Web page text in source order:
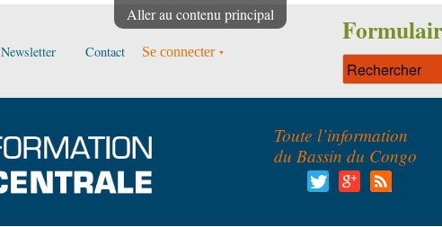
Aller au contenu principal
Newsletter Contact Se connecter
Toute l’information
du Bassin du Congo